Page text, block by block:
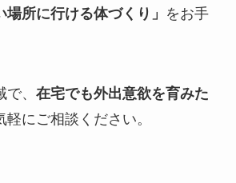
場所に行ける体づくり」 をお手
、 在宅でも外出意欲を育みた
にご相談ください。